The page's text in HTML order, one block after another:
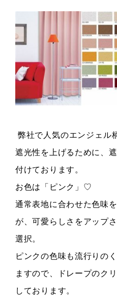
弊社で人気のエンジェル
遮光性を上げるために、
付けております。
お色は「ピンク」♡
通常表地に合わせた色味
が、可愛らしさをアップ
選択。
ピンクの色味も流行りの
ますので、ドレープのク
しております。